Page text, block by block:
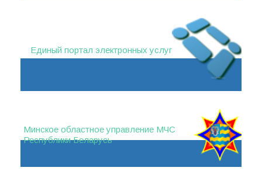
Единый портал электронных услуг
Минское областное управление МЧС
Республики Беларусь